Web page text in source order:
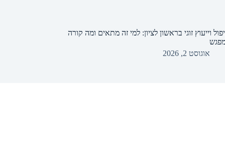
וייעוץ זוגי בראשון לציון: למי זה מתאים ומה קורה
אוגוסט 2, 2026